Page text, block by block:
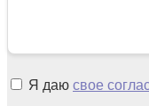
Я даю свое